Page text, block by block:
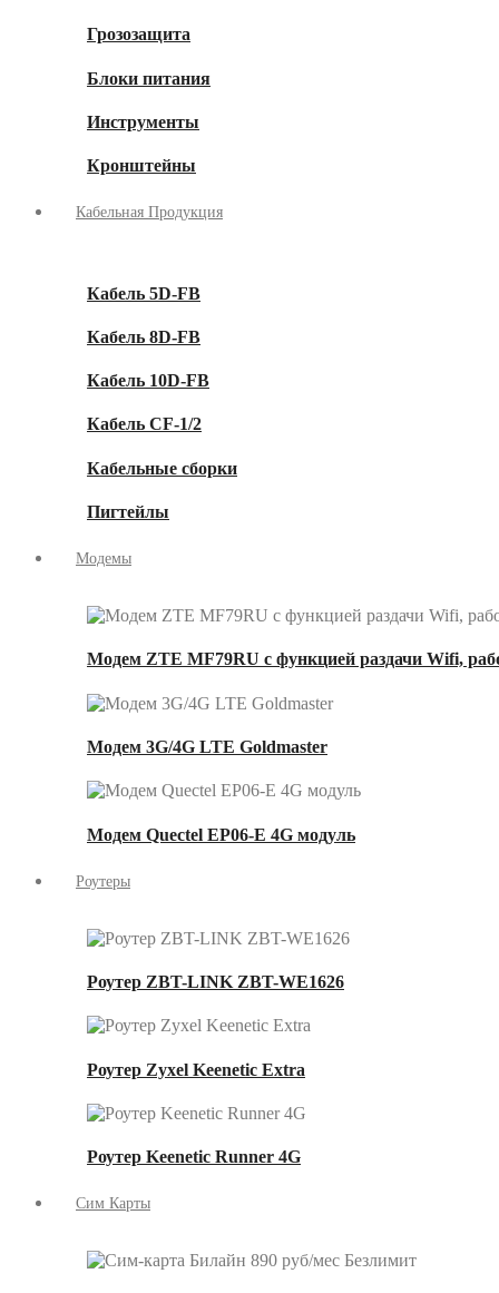
Грозозащита
Блоки питания
Инструменты
Кронштейны
Кабельная Продукция
Кабель 5D-FB
Кабель 8D-FB
Кабель 10D-FB
Кабель CF-1/2
Кабельные сборки
Пигтейлы
Модемы
Модем ZTE MF79RU с функцией раздачи Wifi,
Модем 3G/4G LTE Goldmaster
Модем Quectel EP06-E 4G модуль
Роутеры
Роутер ZBT-LINK ZBT-WE1626
Роутер Zyxel Keenetic Extra
Роутер Keenetic Runner 4G
Сим Карты